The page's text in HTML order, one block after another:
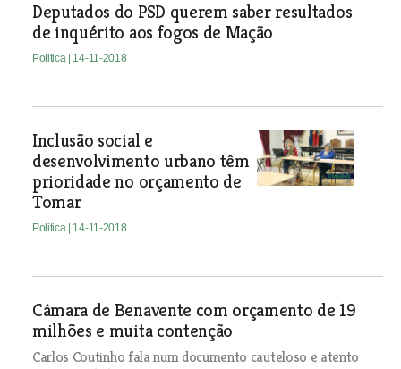
Deputados do PSD querem saber resultados
de inquérito aos fogos de Mação
Politica | 14-11-2018
Inclusão social e
desenvolvimento urbano têm
prioridade no orçamento de
Tomar
Politica | 14-11-2018
Câmara de Benavente com orçamento de 19
milhões e muita contenção
Carlos Coutinho fala num documento cauteloso e atento